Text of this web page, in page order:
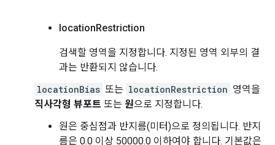
locationRestriction
검색할 영역을 지정합니다. 지정된 영역 외부의 결
과는 반환되지 않습니다.
locationBias 또는 locationRestriction 영역을
직사각형 뷰포트 또는 원으로 지정합니다.
원은 중심점과 반지름(미터)으로 정의됩니다. 반지
름은 0.0 이상 50000.0 이하여야 합니다. 기본값은